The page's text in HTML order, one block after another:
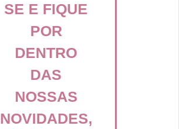
SE E FIQUE
POR
DENTRO
DAS
NOSSAS
NOVIDADES,